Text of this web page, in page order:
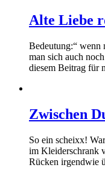
Alte Liebe
Bedeutung:“ wenn
man sich auch
diesem Beitrag für
Zwischen
So ein scheixx!
im Kleiderschrank
Rücken irgendwie